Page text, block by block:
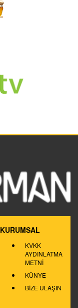
KURUMSAL
KVKK
AYDINLATMA
METNİ
KÜNYE
BİZE ULAŞIN